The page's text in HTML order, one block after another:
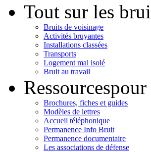
Tout sur les
Bruits de voisinage
Activités bruyantes
Installations classées
Transports
Logement mal isolé
Bruit au travail
Ressources
Brochures, fiches et guides
Modèles de lettres
Accueil téléphonique
Permanence Info Bruit
Permanence documentaire
Les associations de défense